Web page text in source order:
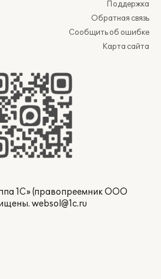
Поддержка
Обратная связь
Сообщить об ошибке
Карта сайта
1С» (правопреемник ООО
websol@1c.ru